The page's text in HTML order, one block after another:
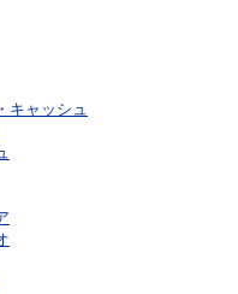
キャッシュ